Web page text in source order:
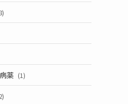
薬 (1)